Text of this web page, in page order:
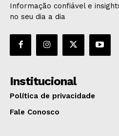
Informação confiável e
no seu dia a dia
Institucional
Política de privacidade
Fale Conosco